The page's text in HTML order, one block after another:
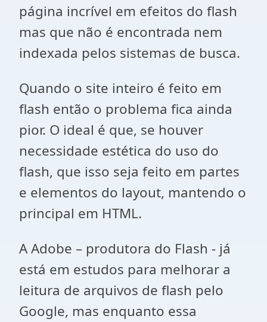
página incrível em efeitos do flash
mas que não é encontrada nem
indexada pelos sistemas de busca.
Quando o site inteiro é feito em
flash então o problema fica ainda
pior. O ideal é que, se houver
necessidade estética do uso do
flash, que isso seja feito em partes
e elementos do layout, mantendo o
principal em HTML.
A Adobe – produtora do Flash - já
está em estudos para melhorar a
leitura de arquivos de flash pelo
Google, mas enquanto essa